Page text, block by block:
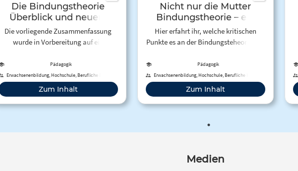
Die Bindungstheorie
Überblick und neuere
Forschungsansätze
Die vorliegende Zusammenfassung
wurde in Vorbereitung auf ein
SOS-Kinderdorf zum Thema
„Geschwisterbeziehungen in der
Fremdunterbringung“ erstellt. Die
Annahmen der Bindungstheorie
werden für dieses Projekt als wichtige
Pädagogik
Erwachsenenbildung, Hochschule, Berufliche Bildung
Zum Inhalt
Nicht nur die Mutter
Bindungstheorie – ein
Auslaufmodell?
Hier erfahrt ihr, welche kritischen
Punkte es an der Bindungsteheorie mit
in der Krippe gibt.
Pädagogik
Erwachsenenbildung, Hochschule, Berufliche Bildung
Zum Inhalt
Medien